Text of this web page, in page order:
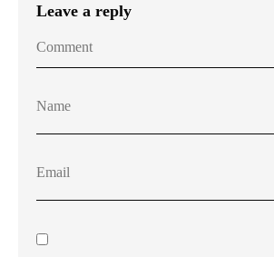
Leave a reply